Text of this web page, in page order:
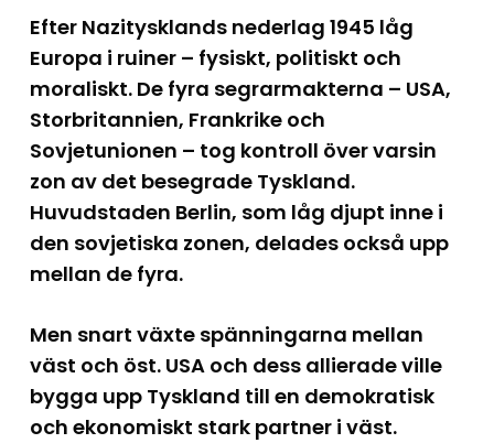
Efter Nazitysklands nederlag 1945 låg
Europa i ruiner – fysiskt, politiskt och
moraliskt. De fyra segrarmakterna – USA,
Storbritannien, Frankrike och
Sovjetunionen – tog kontroll över varsin
zon av det besegrade Tyskland.
Huvudstaden Berlin, som låg djupt inne i
den sovjetiska zonen, delades också upp
mellan de fyra.
Men snart växte spänningarna mellan
väst och öst. USA och dess allierade ville
bygga upp Tyskland till en demokratisk
och ekonomiskt stark partner i väst.